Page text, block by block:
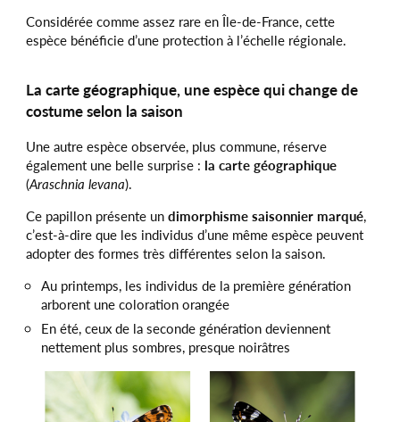
Considérée comme assez rare en Île-de-France, cette
espèce bénéficie d’une protection à l’échelle régionale.
La carte géographique, une espèce qui change de
costume selon la saison
Une autre espèce observée, plus commune, réserve
également une belle surprise : la carte géographique
(Araschnia levana).
Ce papillon présente undimorphisme saisonnier marqué,
c’est-à-dire que les individus d’une même espèce peuvent
adopter des formes très différentes selon la saison.
Au printemps, les individus de la première génération
arborent une coloration orangée
En été, ceux de la seconde génération deviennent
nettement plus sombres, presque noirâtres